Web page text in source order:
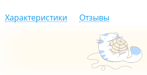
Характеристики Отзывы